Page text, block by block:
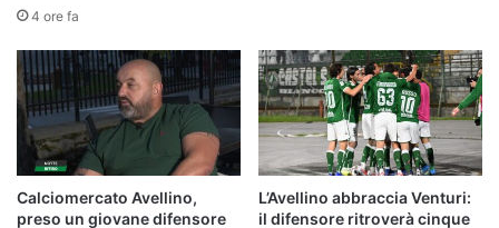
4 ore fa
Calciomercato Avellino,
preso un giovane difensore
L’Avellino abbraccia Venturi:
il difensore ritroverà cinque